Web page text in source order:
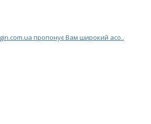
пропонує Вам широкий асо..